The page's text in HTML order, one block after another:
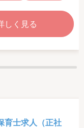
しく見る
育士求人（正社